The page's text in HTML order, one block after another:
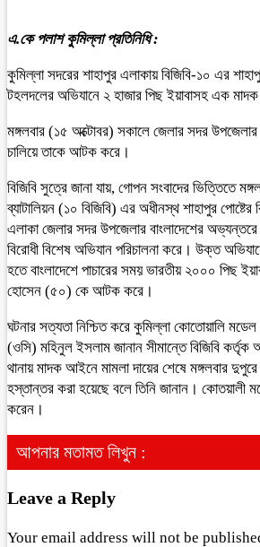
এ.কে পলাশ কুমিল্লা প্রতিনিধি :
কুমিল্লা সদরের শাহাপুর এলাকায় বিজিবি-১০ এর
টহলদলের অভিযানে ২ হাজার পিছ ইয়াবাসহ এক
মঙ্গলবার (১৫ অক্টোবর) সকালে জেলার সদর
চালিয়ে তাকে আটক করে।
বিজিবি সুত্রে জানা যায়, গোপন সংবাদের ভিত্তিতে
ব্যাটালিয়ন (১০ বিজিবি) এর অধীনস্থ শাহাপুর পোষ্টের
এলাকা জেলার সদর উপজেলার বাংলাদেশের অভ্যন্তরে
বিরোধী বিশেষ অভিযান পরিচালনা করে। উক্ত
হতে বাংলাদেশে পাচারের সময় ভারতীয় ২০০০ পিছ
হোসেন (৫০) কে আটক করে।
ঘটনার সত্যতা নিশ্চিত করে কুমিল্লা কোতোয়ালি মডেল
(ওসি) মহিনুল ইসলাম জানান সীমান্তে বিজিবি
থানায় মাদক আইনে মামলা দায়ের শেষে মঙ্গলবার
হস্তান্তর করা হয়েছে বলে তিনি জানান। কোতয়ালী
করেন।
আপনার মতামত লিখুন :
Leave a Reply
Your email address will not be